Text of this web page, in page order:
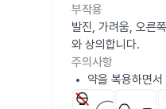
부작용
발진, 가려움, 오른
와 상의합니다.
주의사항
약을 복용하면